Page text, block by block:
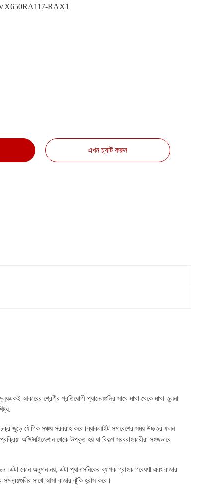
RAX1
এখন চ্যাট করুন
আকারের শ্রেণীর প্রতিযোগী প্যানেলগুলির সাথে মাথা থেকে মাথা তুলনা
জুড়ে যৌগিক সঞ্চয় সরবরাহ করে।ব্যাকলাইট সমাবেশের সময় উচ্চতর ফলন
অপ্টিমাইজেশান থেকে উপকৃত হয় যা বিকল্প সরবরাহকারীরা সহজভাবে
কোন অনুমান নয়, এটা প্যানাসনিকের ব্যাপক গ্রাহক গবেষণা এবং বাজার
সাথে আসা বাজার ঝুঁকি হ্রাস করে।